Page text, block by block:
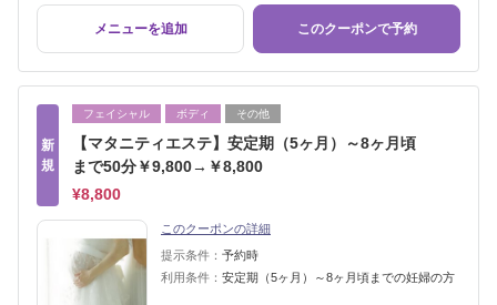
メニューを追加 このクーポンで予約
新
規
フェイシャル ボディ その他
【マタニティエステ】安定期（5ヶ月）～8ヶ月頃
まで50分￥9,800→￥8,800
¥8,800
このクーポンの詳細
提示条件： 予約時
利用条件： 安定期（5ヶ月）～8ヶ月頃までの妊婦の方